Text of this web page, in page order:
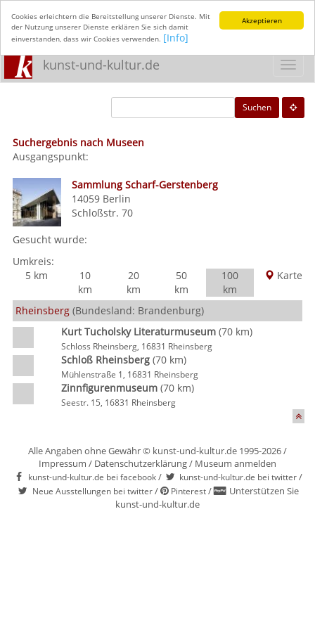
Akzeptieren
Cookies erleichtern die Bereitstellung unserer Dienste. Mit
der Nutzung unserer Dienste erklären Sie sich damit
einverstanden, dass wir Cookies verwenden. [Info]
kunst-und-kultur.de
Suchen
Suchergebnis nach Museen
Ausgangspunkt:
Sammlung Scharf-Gerstenberg
14059 Berlin
Schloßstr. 70
Gesucht wurde:
Umkreis:
5 km
10
km
20
km
50
km
100
km
Karte
Rheinsberg (Bundesland: Brandenburg)
Kurt Tucholsky Literaturmuseum(70 km)
Schloss Rheinsberg, 16831 Rheinsberg
Schloß Rheinsberg(70 km)
Mühlenstraße 1, 16831 Rheinsberg
Zinnfigurenmuseum(70 km)
Seestr. 15, 16831 Rheinsberg
Alle Angaben ohne Gewähr © kunst-und-kultur.de 1995-2026 /
Impressum / Datenschutzerklärung/ Museum anmelden
kunst-und-kultur.de bei facebook/ kunst-und-kultur.de bei twitter/
Neue Ausstellungen bei twitter/ Pinterest/
Unterstützen Sie
kunst-und-kultur.de